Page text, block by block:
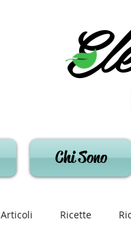
Chi Sono
Articoli Ricette